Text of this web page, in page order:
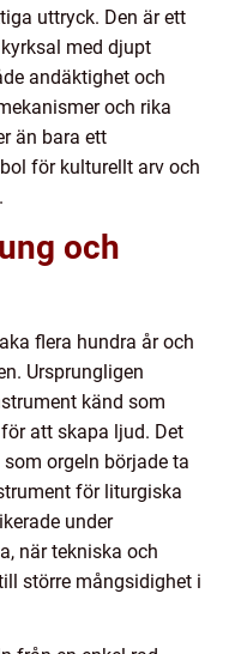
uttryck. Den är ett
med djupt
andäktighet och
och rika
än bara ett
för kulturellt arv och
och
flera hundra år och
Ursprungligen
känd som
för att skapa ljud. Det
orgeln började ta
för liturgiska
under
när tekniska och
större mångsidighet i